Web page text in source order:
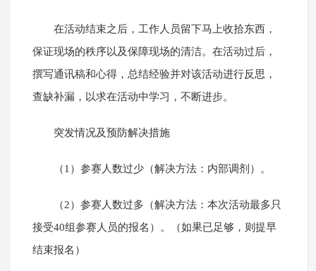
在活动结束之后，工作人员留下马上收拾东西，
保证现场的秩序以及保障现场的清洁。在活动过后，
撰写通讯稿和心得，总结经验并对该活动进行反思，
查缺补漏，以求在活动中学习，不断进步。
突发情况及预防解决措施
（1）参赛人数过少（解决方法：内部调剂）。
（2）参赛人数过多（解决方法：本次活动最多只
接受40组参赛人员的报名）。（如果已足够，则提早
结束报名）